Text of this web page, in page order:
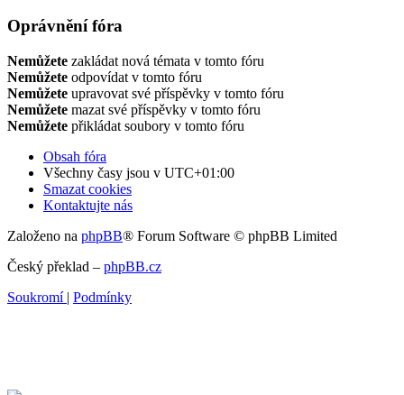
Oprávnění fóra
Nemůžete zakládat nová témata v tomto fóru
Nemůžete odpovídat v tomto fóru
Nemůžete upravovat své příspěvky v tomto fóru
Nemůžete mazat své příspěvky v tomto fóru
Nemůžete přikládat soubory v tomto fóru
Obsah fóra
Všechny časy jsou v UTC+01:00
Smazat cookies
Kontaktujte nás
Založeno na phpBB® Forum Software © phpBB Limited
Český překlad – phpBB.cz
Soukromí | Podmínky